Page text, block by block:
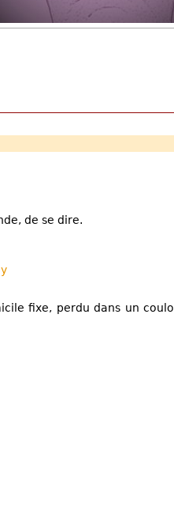
de se dire.
fixe, perdu dans un